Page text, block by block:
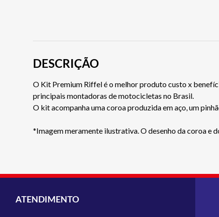
DESCRIÇÃO
O Kit Premium Riffel é o melhor produto custo x
principais montadoras de motocicletas no Brasil.
O kit acompanha uma coroa produzida em aço, um
*Imagem meramente ilustrativa. O desenho da coroa e
ATENDIMENTO